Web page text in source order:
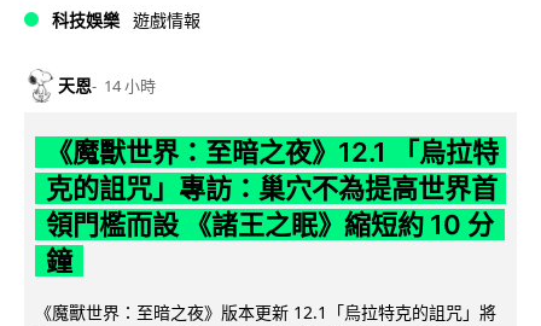
科技娛樂 遊戲情報
天恩 14 小時
《魔獸世界：至暗之夜》12.1 「烏拉特
克的詛咒」專訪：巢穴不為提高世界首
領門檻而設 《諸王之眠》縮短約 10 分
鐘
《魔獸世界：至暗之夜》版本更新 12.1「烏拉特克的詛咒」將